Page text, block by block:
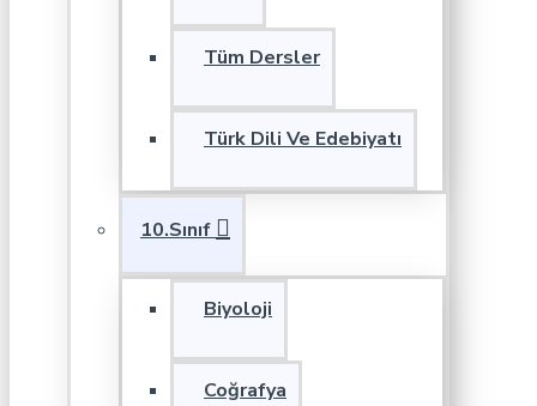
Tüm Dersler
Türk Dili Ve Edebiyatı
10.Sınıf
Biyoloji
Coğrafya